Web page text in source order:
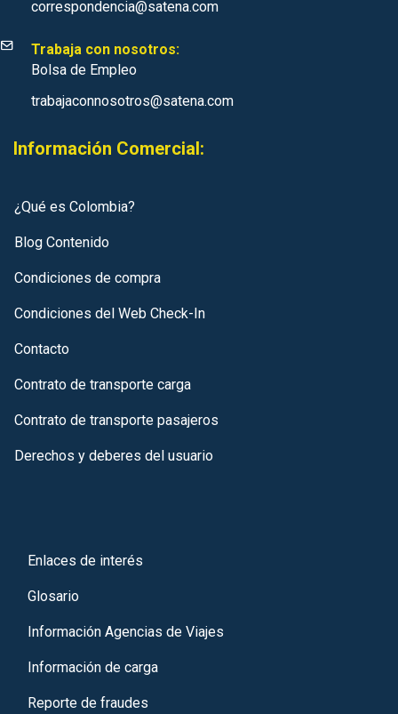
correspondencia@satena.com
Trabaja con nosotros:
Bolsa de Empleo
trabajaconnosotros@satena.com
Información Comercial:
¿Qué es Colombia?
Blog Contenido
Condiciones de compra
Condiciones del Web Check-In
Contacto
Contrato de transporte carga
Contrato de transporte pasajeros
Derechos y deberes del usuario
Enlaces de interés
Glosario
Información Agencias de Viajes
Información de carga
Reporte de fraudes